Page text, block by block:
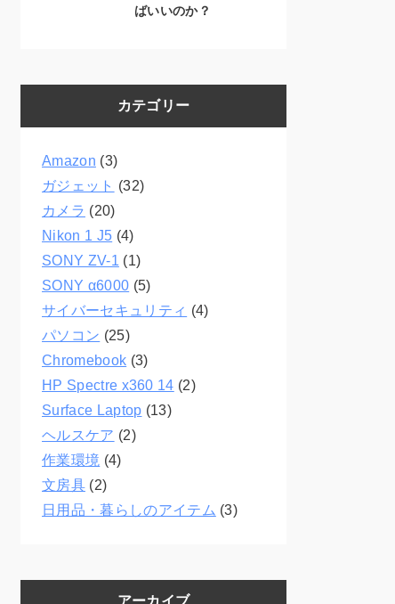
ばいいのか？
カテゴリー
Amazon (3)
ガジェット (32)
カメラ (20)
Nikon 1 J5 (4)
SONY ZV-1 (1)
SONY α6000 (5)
サイバーセキュリティ (4)
パソコン (25)
Chromebook (3)
HP Spectre x360 14 (2)
Surface Laptop (13)
ヘルスケア (2)
作業環境 (4)
文房具(2)
日用品・暮らしのアイテム (3)
アーカイブ